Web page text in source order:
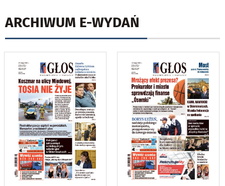
ARCHIWUM E-WYDAŃ